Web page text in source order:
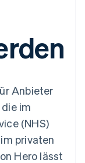
Anbieter
im
(NHS)
privaten
Hero lässt